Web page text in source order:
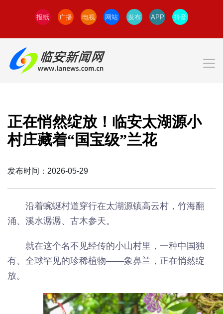
报纸 广播 电视 网站 发布 APP 抖音
正在悄然绽放！临安太湖源小
村庄藏着“国宝级”兰花
发布时间：2026-05-29
沿着蜿蜒村道穿行在太湖源镇高云村，竹海翻
涌、溪水潺潺、古木参天。
就在这个名不见经传的小山村里，一种中国独
有、全球罕见的珍稀植物——象鼻兰，正在悄然绽
放。